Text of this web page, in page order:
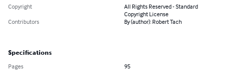
Copyright
All Rights Reserved - Standard
Copyright License
Contributors
By (author): Robert Tach
Specifications
Pages
95